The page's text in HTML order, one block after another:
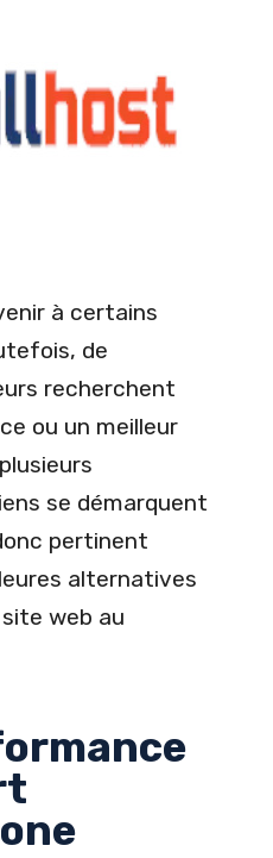
à certains
de
recherchent
ou un meilleur
se démarquent
pertinent
alternatives
web au